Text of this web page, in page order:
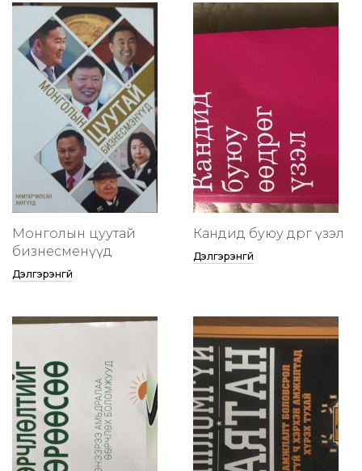
Монголын цуутай
бизнесменүүд
Дэлгэрэнгүй
Кандид буюу өөдрөг үзэл
Дэлгэрэнгүй